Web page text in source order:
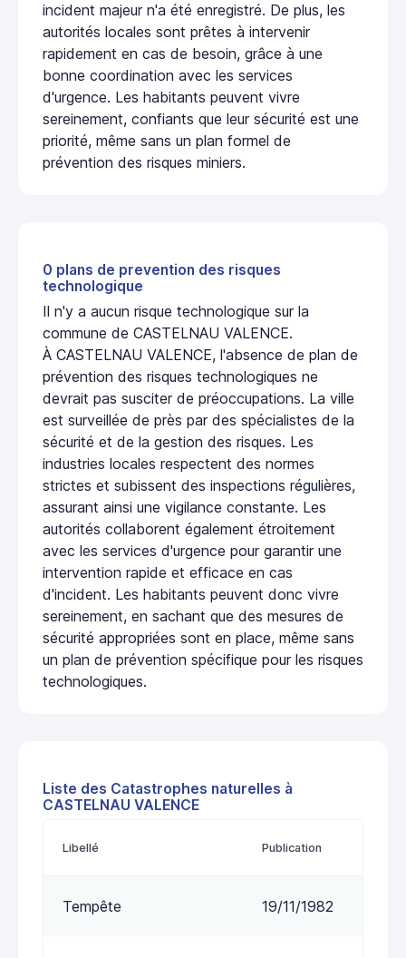
incident majeur n'a été enregistré. De plus, les
autorités locales sont prêtes à intervenir
rapidement en cas de besoin, grâce à une
bonne coordination avec les services
d'urgence. Les habitants peuvent vivre
sereinement, confiants que leur sécurité est une
priorité, même sans un plan formel de
prévention des risques miniers.
0 plans de prevention des risques
technologique
Il n'y a aucun risque technologique sur la
commune de CASTELNAU VALENCE.
À CASTELNAU VALENCE, l'absence de plan de
prévention des risques technologiques ne
devrait pas susciter de préoccupations. La ville
est surveillée de près par des spécialistes de la
sécurité et de la gestion des risques. Les
industries locales respectent des normes
strictes et subissent des inspections régulières,
assurant ainsi une vigilance constante. Les
autorités collaborent également étroitement
avec les services d'urgence pour garantir une
intervention rapide et efficace en cas
d'incident. Les habitants peuvent donc vivre
sereinement, en sachant que des mesures de
sécurité appropriées sont en place, même sans
un plan de prévention spécifique pour les risques
technologiques.
Liste des Catastrophes naturelles à
CASTELNAU VALENCE
Libellé Publication
Tempête 19/11/1982